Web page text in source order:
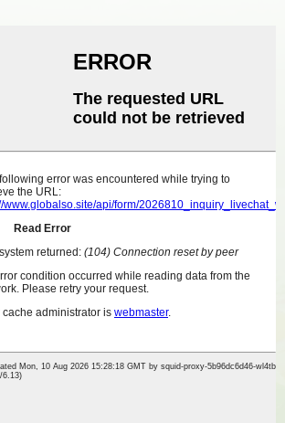
Produkt
14, Junhao International Building, Nr. 2,
Avenue, Huicheng District, Huizhou City